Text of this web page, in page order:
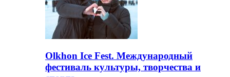
Olkhon Ice Fest. Международный
фестиваль культуры, творчества и